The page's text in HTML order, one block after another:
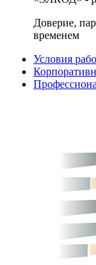
Доверие,
временем
Условия